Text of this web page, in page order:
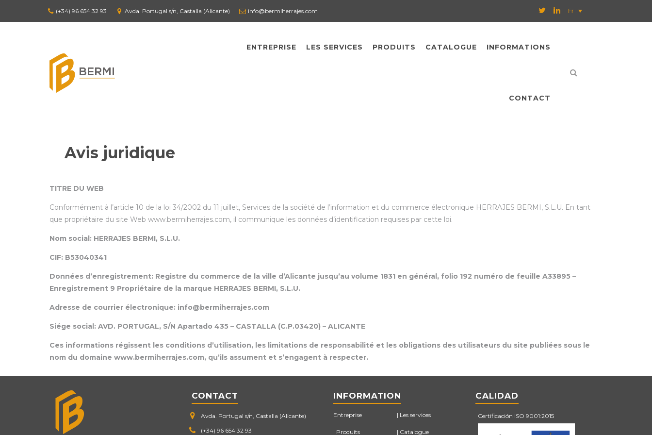
(+34) 96 654 32 93 Avda. Portugal s/n, Castalla (Alicante) info@bermiherrajes.com Fr
ENTREPRISE LES SERVICES PRODUITS CATALOGUE INFORMATIONS
CONTACT
Avis juridique
TITRE DU WEB
Conformément à l’article 10 de la loi 34/2002 du 11 juillet, Services de la société de l’information et du commerce électronique HERRAJES BERMI, S.L.U. En tant
que propriétaire du site Web www.bermiherrajes.com, il communique les données d’identification requises par cette loi.
Nom social: HERRAJES BERMI, S.L.U.
CIF: B53040341
Données d’enregistrement: Registre du commerce de la ville d’Alicante jusqu’au volume 1831 en général, folio 192 numéro de feuille A33895 –
Enregistrement 9 Propriétaire de la marque HERRAJES BERMI, S.L.U.
Adresse de courrier électronique: info@bermiherrajes.com
Siége social: AVD. PORTUGAL, S/N Apartado 435 – CASTALLA (C.P.03420) – ALICANTE
Ces informations régissent les conditions d’utilisation, les limitations de responsabilité et les obligations des utilisateurs du site publiées sous le
nom du domaine www.bermiherrajes.com, qu’ils assument et s’engagent à respecter.
CONTACT
Avda. Portugal s/n, Castalla (Alicante)
(+34) 96 654 32 93
INFORMATION
Entreprise Les services
Produits Catalogue
CALIDAD
Certificación ISO 9001:2015